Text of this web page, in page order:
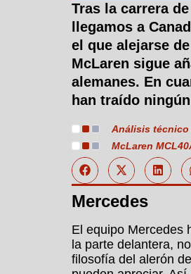
Tras la carrera
llegamos a
el que alejarse
McLaren sigue
alemanes. En
han traído
Análisis técnico
McLaren
Mercedes
El equipo Mercedes
la parte delantera,
filosofía del alerón